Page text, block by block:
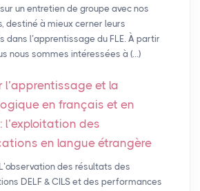
un entretien de groupe avec nos
destiné à mieux cerner leurs
dans l’apprentissage du FLE. À partir
nous sommes intéressées à (…)
l’apprentissage et la
en français et en
l’exploitation des
en langue étrangère
des résultats des
DELF & CILS et des performances